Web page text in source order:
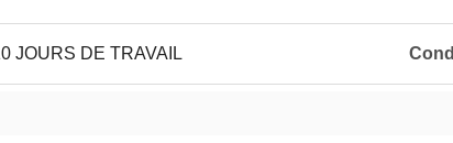
JOURS DE TRAVAIL